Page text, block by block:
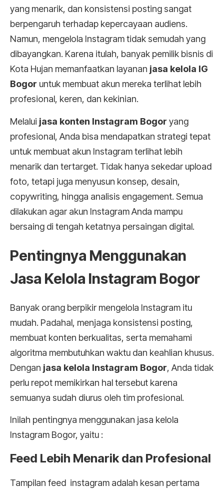
yang menarik, dan konsistensi posting sangat
berpengaruh terhadap kepercayaan audiens.
Namun, mengelola Instagram tidak semudah yang
dibayangkan. Karena itulah, banyak pemilik bisnis di
Kota Hujan memanfaatkan layanan jasa kelola IG
Bogor untuk membuat akun mereka terlihat lebih
profesional, keren, dan kekinian.
Melalui jasa konten Instagram Bogor yang
profesional, Anda bisa mendapatkan strategi tepat
untuk membuat akun Instagram terlihat lebih
menarik dan tertarget. Tidak hanya sekedar upload
foto, tetapi juga menyusun konsep, desain,
copywriting, hingga analisis engagement. Semua
dilakukan agar akun Instagram Anda mampu
bersaing di tengah ketatnya persaingan digital.
Pentingnya Menggunakan
Jasa Kelola Instagram Bogor
Banyak orang berpikir mengelola Instagram itu
mudah. Padahal, menjaga konsistensi posting,
membuat konten berkualitas, serta memahami
algoritma membutuhkan waktu dan keahlian khusus.
Dengan jasa kelola Instagram Bogor, Anda tidak
perlu repot memikirkan hal tersebut karena
semuanya sudah diurus oleh tim profesional.
Inilah pentingnya menggunakan jasa kelola
Instagram Bogor, yaitu :
Feed Lebih Menarik dan Profesional
Tampilan feed instagram adalah kesan pertama